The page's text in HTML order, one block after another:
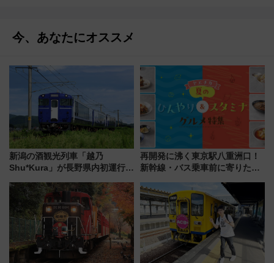
今、あなたにオススメ
新潟の酒観光列車「越乃
Shu*Kura」が長野県内初運行！
別企画
再開発に沸く東京駅八重洲口！
新幹線・バス乗車前に寄りたい
やり＆スタミナグルメ」6選【新
店舗も！】